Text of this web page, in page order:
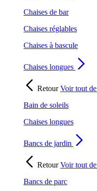
Chaises de bar
Chaises réglables
Chaises à bascule
Chaises longues
RetourVoir tout de
Bain de soleils
Chaises longues
Bancs de jardin
RetourVoir tout de
Bancs de parc